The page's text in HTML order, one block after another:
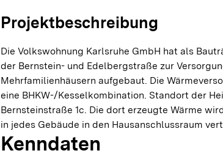
Projektbeschreibung
Die Volkswohnung Karlsruhe GmbH hat als
der Bernstein- und Edelbergstraße zur
Mehrfamilienhäusern aufgebaut. Die
eine BHKW-/Kesselkombination. Standort der
Bernsteinstraße 1c. Die dort erzeugte Wärme
in jedes Gebäude in den Hausanschlussraum
Kenndaten